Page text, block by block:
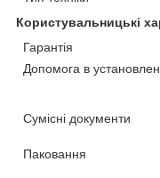
Користувальницькі
Гарантія
Допомога в
Сумісні документи
Паковання